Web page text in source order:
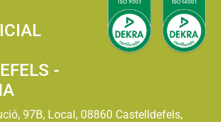
-
97B, Local, 08860 Castelldefels,